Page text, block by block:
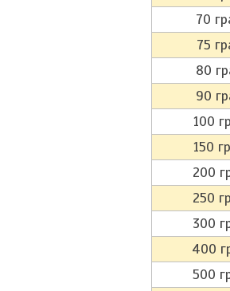
70
75
80
90
100
150
200
250
300
400
500